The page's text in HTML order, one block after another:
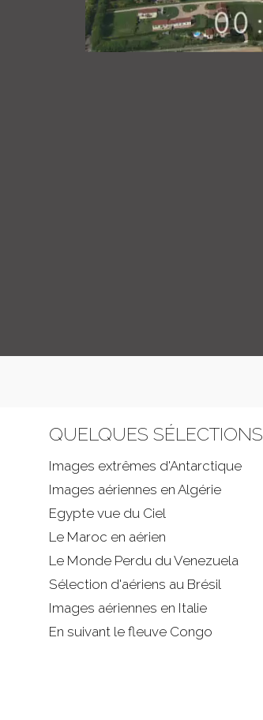
QUELQUES SÉLECTIONS
Images extrêmes d'Antarctique
Images aériennes en Algérie
Egypte vue du Ciel
Le Maroc en aérien
Le Monde Perdu du Venezuela
Sélection d'aériens au Brésil
Images aériennes en Italie
En suivant le fleuve Congo